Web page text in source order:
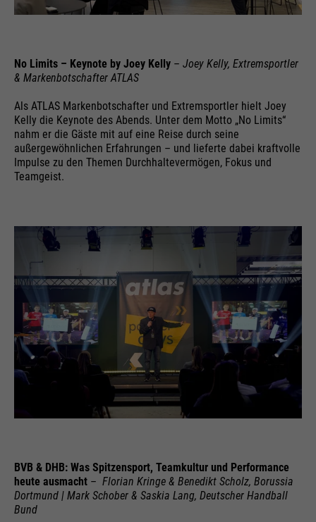
No Limits – Keynote by Joey Kelly – Joey Kelly, Extremsportler
& Markenbotschafter ATLAS
Als ATLAS Markenbotschafter und Extremsportler hielt Joey
Kelly die Keynote des Abends. Unter dem Motto „No Limits“
nahm er die Gäste mit auf eine Reise durch seine
außergewöhnlichen Erfahrungen – und lieferte dabei kraftvolle
Impulse zu den Themen Durchhaltevermögen, Fokus und
Teamgeist.
BVB & DHB: Was Spitzensport, Teamkultur und Performance
heute ausmacht – Florian Kringe & Benedikt Scholz, Borussia
Dortmund | Mark Schober & Saskia Lang, Deutscher Handball
Bund